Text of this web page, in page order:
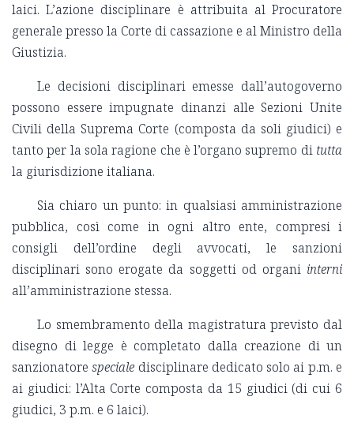
laici. L’azione disciplinare è attribuita al Procuratore
generale presso la Corte di cassazione e al Ministro della
Giustizia.
Le decisioni disciplinari emesse dall’autogoverno
possono essere impugnate dinanzi alle Sezioni Unite
Civili della Suprema Corte (composta da soli giudici) e
tanto per la sola ragione che è l’organo supremo di tutta
la giurisdizione italiana.
Sia chiaro un punto: in qualsiasi amministrazione
pubblica, così come in ogni altro ente, compresi i
consigli dell’ordine degli avvocati, le sanzioni
disciplinari sono erogate da soggetti od organi interni
all’amministrazione stessa.
Lo smembramento della magistratura previsto dal
disegno di legge è completato dalla creazione di un
sanzionatorespeciale disciplinare dedicato solo ai p.m. e
ai giudici: l’Alta Corte composta da 15 giudici (di cui 6
giudici, 3 p.m. e 6 laici).